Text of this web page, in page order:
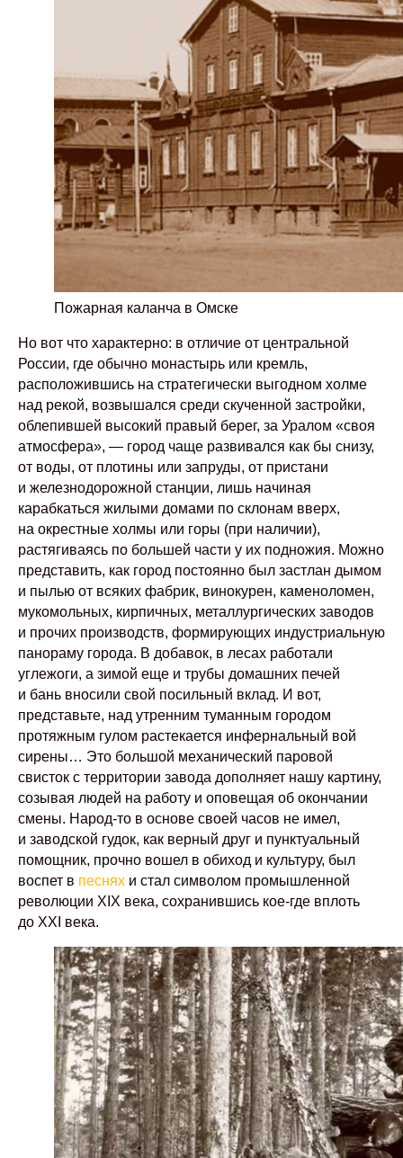
Пожарная каланча в Омске
Но вот что характерно: в отличие от центральной
России, где обычно монастырь или кремль,
расположившись на стратегически выгодном холме
над рекой, возвышался среди скученной застройки,
облепившей высокий правый берег, за Уралом «своя
атмосфера», — город чаще развивался как бы снизу,
от воды, от плотины или запруды, от пристани
и железнодорожной станции, лишь начиная
карабкаться жилыми домами по склонам вверх,
на окрестные холмы или горы (при наличии),
растягиваясь по большей части у их подножия. Можно
представить, как город постоянно был застлан дымом
и пылью от всяких фабрик, винокурен, каменоломен,
мукомольных, кирпичных, металлургических заводов
и прочих производств, формирующих индустриальную
панораму города. В добавок, в лесах работали
углежоги, а зимой еще и трубы домашних печей
и бань вносили свой посильный вклад. И вот,
представьте, над утренним туманным городом
протяжным гулом растекается инфернальный вой
сирены… Это большой механический паровой
свисток с территории завода дополняет нашу картину,
созывая людей на работу и оповещая об окончании
смены. Народ-то в основе своей часов не имел,
и заводской гудок, как верный друг и пунктуальный
помощник, прочно вошел в обиход и культуру, был
воспет в песнях и стал символом промышленной
революции XIX века, сохранившись кое-где вплоть
до XXI века.